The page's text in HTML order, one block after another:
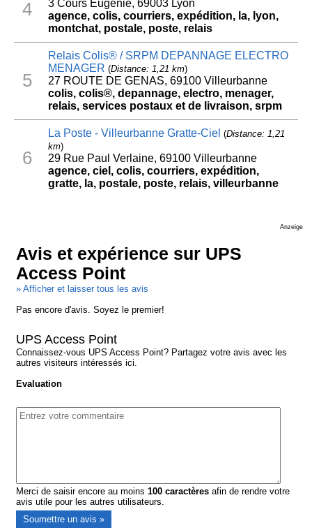
4
3 Cours Eugénie, 69003 Lyon
agence, colis, courriers, expédition, la, lyon,
montchat, postale, poste, relais
5
Relais Colis® / SRPM DEPANNAGE ELECTRO
MENAGER (Distance: 1,21 km)
27 ROUTE DE GENAS, 69100 Villeurbanne
colis, colis®, depannage, electro, menager,
relais, services postaux et de livraison, srpm
6
La Poste - Villeurbanne Gratte-Ciel (Distance: 1,21
km)
29 Rue Paul Verlaine, 69100 Villeurbanne
agence, ciel, colis, courriers, expédition,
gratte, la, postale, poste, relais, villeurbanne
Anzeige
Avis et expérience sur UPS
Access Point
» Afficher et laisser tous les avis
Pas encore d'avis. Soyez le premier!
UPS Access Point
Connaissez-vous UPS Access Point? Partagez votre avis avec les
autres visiteurs intéressés ici.
Evaluation
Merci de saisir encore au moins100 caractères afin de rendre votre
avis utile pour les autres utilisateurs.